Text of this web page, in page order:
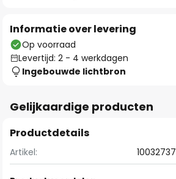
Informatie over levering
Op voorraad
Levertijd: 2 - 4 werkdagen
Ingebouwde lichtbron
Gelijkaardige producten
Productdetails
Artikel: 10032737